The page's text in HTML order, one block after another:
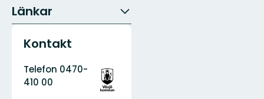
Länkar
Kontakt
Adress
Telefon 0470-
410 00
Organisationens
logotyp